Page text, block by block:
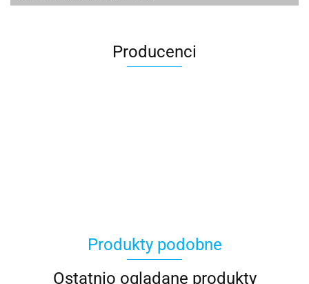
Producenci
100%
Produkty podobne
Ostatnio oglądane produkty